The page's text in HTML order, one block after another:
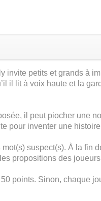
invite petits et grands à
il lit à voix haute et la
il peut piocher une
pour inventer une
suspect(s). À la fin
propositions des
points. Sinon, chaque